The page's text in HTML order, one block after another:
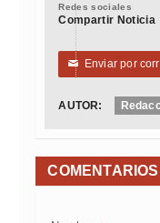
Redes sociales
Compartir Noticia
✉ Enviar por
AUTOR:
COMENTARIOS